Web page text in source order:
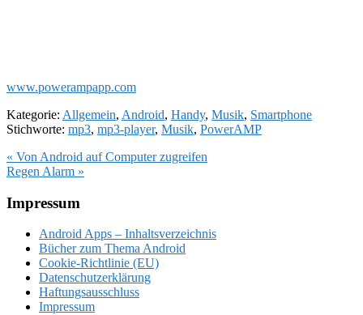
www.powerampapp.com
Kategorie: Allgemein, Android, Handy, Musik, Smartphone
Stichworte: mp3, mp3-player, Musik, PowerAMP
Vorheriger
Beitrag:
« Von Android auf Computer zugreifen
Nächster
Regen Alarm »
Footer
Impressum
Android Apps – Inhaltsverzeichnis
Bücher zum Thema Android
Cookie-Richtlinie (EU)
Datenschutzerklärung
Haftungsausschluss
Impressum